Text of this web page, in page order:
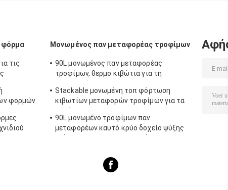
φόρμα
τις
φορμών
Μονωμένος παν μεταφορέας τροφίμων
90L μονωμένος παν μεταφορέας
τροφίμων, θερμο κιβώτια για τη
Stackable μονωμένη τοπ φόρτωση
κιβωτίων μεταφορών τροφίμων για τα
90L μονωμένο τροφίμων παν
μεταφορέων καυτό κρύο δοχείο ψύξης